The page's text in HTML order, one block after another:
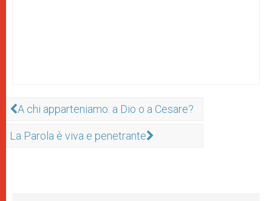
A chi apparteniamo: a Dio o a Cesare?
La Parola è viva e penetrante